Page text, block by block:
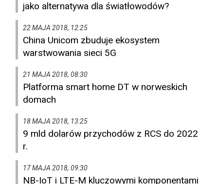
jako alternatywa dla światłowodów?
22 MAJA 2018, 12:25
China Unicom zbuduje ekosystem
warstwowania sieci 5G
21 MAJA 2018, 08:30
Platforma smart home DT w norweskich
domach
18 MAJA 2018, 13:25
9 mld dolarów przychodów z RCS do 2022
r.
17 MAJA 2018, 09:30
NB-IoT i LTE-M kluczowymi komponentami